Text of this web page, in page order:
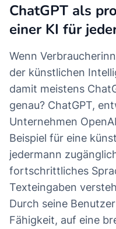
ChatGPT als
einer KI für
Wenn
der künstlichen
damit meistens
genau? ChatGPT,
Unternehmen
Beispiel für eine
jedermann
fortschrittliches
Texteingaben
Durch seine
Fähigkeit, auf eine